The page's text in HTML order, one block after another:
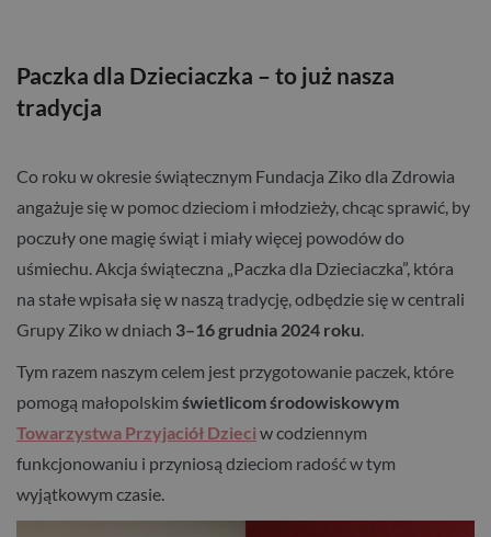
Paczka dla Dzieciaczka – to już nasza
tradycja
Co roku w okresie świątecznym Fundacja Ziko dla Zdrowia
angażuje się w pomoc dzieciom i młodzieży, chcąc sprawić, by
poczuły one magię świąt i miały więcej powodów do
uśmiechu. Akcja świąteczna „Paczka dla Dzieciaczka”, która
na stałe wpisała się w naszą tradycję, odbędzie się w centrali
Grupy Ziko w dniach 3–16 grudnia 2024 roku.
Tym razem naszym celem jest przygotowanie paczek, które
pomogą małopolskim świetlicom środowiskowym
Towarzystwa Przyjaciół Dzieci w codziennym
funkcjonowaniu i przyniosą dzieciom radość w tym
wyjątkowym czasie.